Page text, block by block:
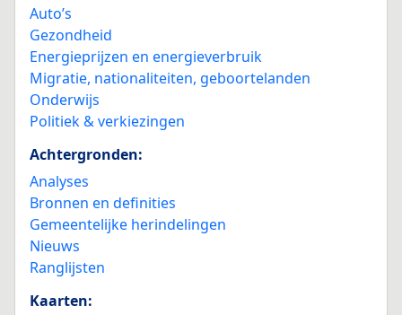
Auto’s
Gezondheid
Energieprijzen en energieverbruik
Migratie, nationaliteiten, geboortelanden
Onderwijs
Politiek & verkiezingen
Achtergronden:
Analyses
Bronnen en definities
Gemeentelijke herindelingen
Nieuws
Ranglijsten
Kaarten: